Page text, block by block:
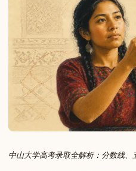
中山大学高考录取全解析：分数线